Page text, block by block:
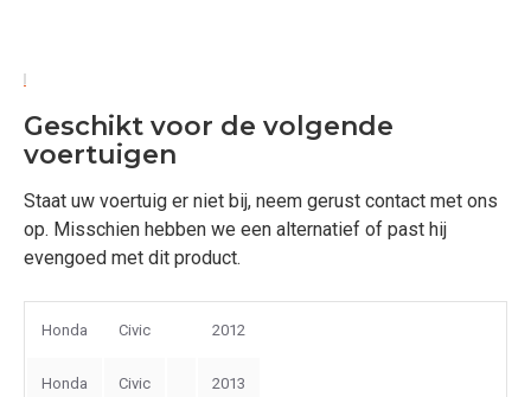
Geschikt voor de volgende
voertuigen
Staat uw voertuig er niet bij, neem gerust contact met ons
op. Misschien hebben we een alternatief of past hij
evengoed met dit product.
Honda Civic 2012
Honda Civic 2013